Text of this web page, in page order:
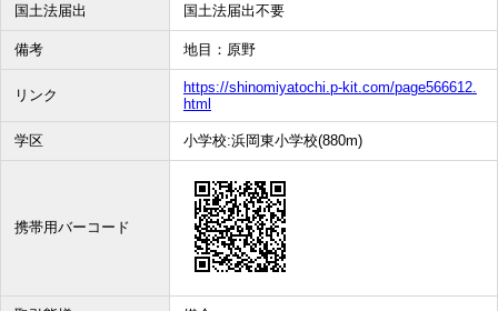
国土法届出 国土法届出不要
備考 地目：原野
リンク
https://shinomiyatochi.p-kit.com/page566612.
html
学区 小学校:浜岡東小学校(880m)
携帯用バーコード